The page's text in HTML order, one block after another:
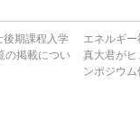
後期課程入学
の掲載につい
エネルギ
真大君がヒ
ンポジウ